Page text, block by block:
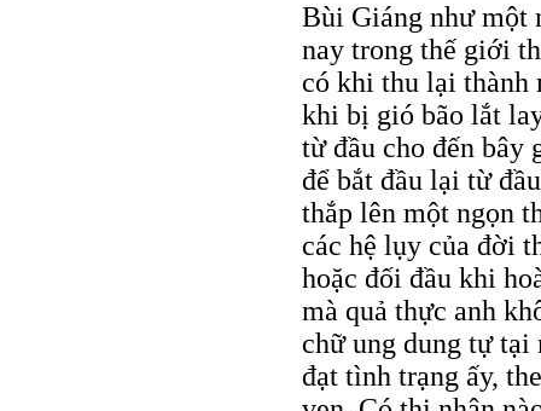
Bùi Giáng như một
nay trong thế giới
có khi thu lại thành
khi bị gió bão lắt
từ đầu cho đến bây
để bắt đầu lại từ
thắp lên một ngọn
các hệ lụy của đời
hoặc đối đầu khi
mà quả thực anh
chữ ung dung tự tại
đạt tình trạng ấy,